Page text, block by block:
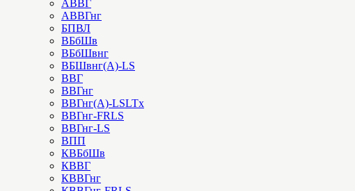
АВВГ
АВВГнг
БПВЛ
ВБбШв
ВБбШвнг
ВБШвнг(А)-LS
ВВГ
ВВГнг
ВВГнг(А)-LSLTx
ВВГнг-FRLS
ВВГнг-LS
ВПП
КВБбШв
КВВГ
КВВГнг